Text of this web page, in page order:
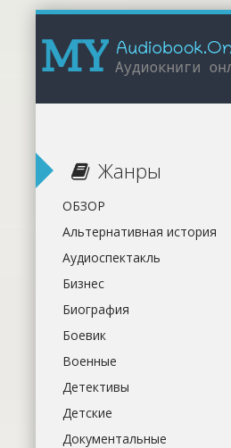
Жанры
ОБЗОР
Альтернативная история
Аудиоспектакль
Бизнес
Биография
Боевик
Военные
Детективы
Детские
Документальные